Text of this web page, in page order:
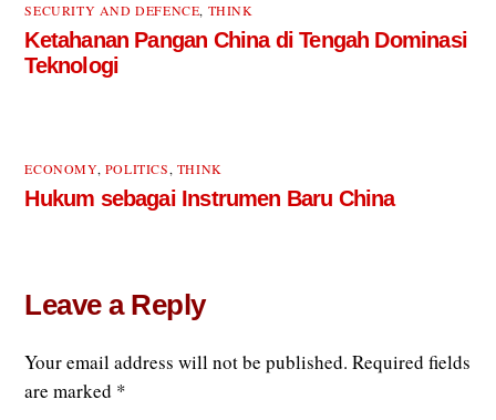
SECURITY AND DEFENCE, THINK
Ketahanan Pangan China di Tengah Dominasi
Teknologi
ECONOMY, POLITICS, THINK
Hukum sebagai Instrumen Baru China
Leave a Reply
Your email address will not be published. Required fields
are marked *